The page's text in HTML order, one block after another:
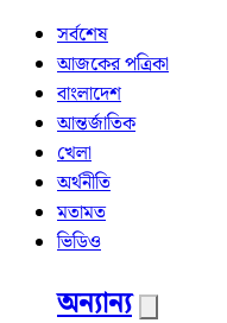
সর্বশেষ
আজকের পত্রিকা
বাংলাদেশ
আন্তর্জাতিক
খেলা
অর্থনীতি
মতামত
ভিডিও
অন্যান্য